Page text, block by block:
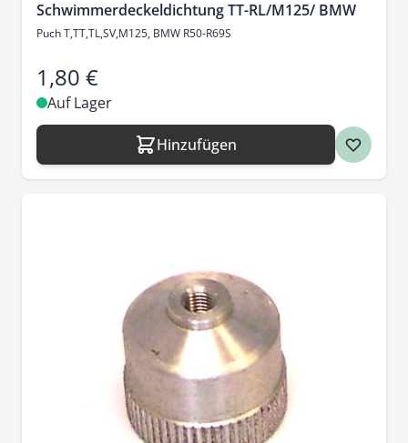
Schwimmerdeckeldichtung TT-RL/M125/ BMW
Puch T,TT,TL,SV,M125, BMW R50-R69S
1,80 €
Auf Lager
Hinzufügen